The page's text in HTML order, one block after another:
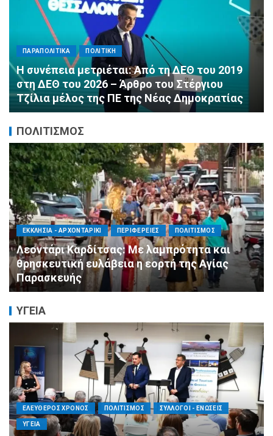
ΠΑΡΑΠΟΛΙΤΙΚΑ ΠΟΛΙΤΙΚΗ
Αλληλεγγύη χωρίς σύνορα: 1.500
εμφιαλωμένα νερά για τους πυροσβέστες στα
Μέγαρα από τη ΔΕΕΠ Α’ Αθηνών ΝΔ και τη 2η
ΔΗΜ.Τ.Ο.
ΠΟΛΙΤΙΣΜΟΣ
ΑΓΙΟΣ ΔΗΜΗΤΡΙΟΣ ΠΟΛΙΤΙΣΜΟΣ ΣΥΛΛΟΓΟΙ - ΕΝΩΣΕΙΣ
Η Εθελοντική Δράση Αγίου Δημητρίου στο
πλευρό των πυρόπληκτων συμπολιτών μας
ΥΓΕΙΑ
ΕΛΕΥΘΕΡΟΣ ΧΡΟΝΟΣ ΟΙΚΟΝΟΜΙΑ ΥΓΕΙΑ